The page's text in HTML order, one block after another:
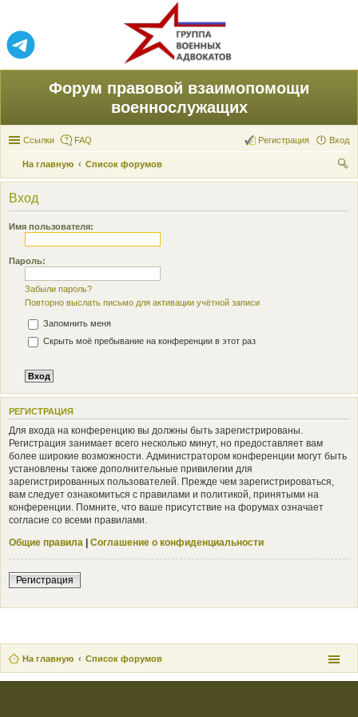
Форум правовой взаимопомощи
военнослужащих
Ссылки FAQ Вход
Регистрация
На главную
Список форумов
ои
Вход
Имя пользователя:
Пароль:
Забыли пароль?
Повторно выслать письмо для активации учётной записи
Запомнить меня
Скрыть моё пребывание на конференции в этот раз
РЕГИСТРАЦИЯ
Для входа на конференцию вы должны быть зарегистрированы.
Регистрация занимает всего несколько минут, но предоставляет вам
более широкие возможности. Администратором конференции могут быть
установлены также дополнительные привилегии для
зарегистрированных пользователей. Прежде чем зарегистрироваться,
вам следует ознакомиться с правилами и политикой, принятыми на
конференции. Помните, что ваше присутствие на форумах означает
согласие со всеми правилами.
Общие правила | Соглашение о конфиденциальности
Регистрация
На главную Список форумов